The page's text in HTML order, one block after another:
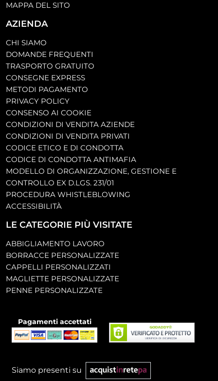
MAPPA DEL SITO
AZIENDA
CHI SIAMO
DOMANDE FREQUENTI
TRASPORTO GRATUITO
CONSEGNE EXPRESS
METODI PAGAMENTO
PRIVACY POLICY
CONSENSO AI COOKIE
CONDIZIONI DI VENDITA AZIENDE
CONDIZIONI DI VENDITA PRIVATI
CODICE ETICO E DI CONDOTTA
CODICE DI CONDOTTA ANTIMAFIA
MODELLO DI ORGANIZZAZIONE, GESTIONE E
CONTROLLO EX D.LGS. 231/01
PROCEDURA WHISTLEBLOWING
ACCESSIBILITÀ
LE CATEGORIE PIÙ VISITATE
ABBIGLIAMENTO LAVORO
BORRACCE PERSONALIZZATE
CAPPELLI PERSONALIZZATI
MAGLIETTE PERSONALIZZATE
PENNE PERSONALIZZATE
Pagamenti accettati
Siamo presenti su